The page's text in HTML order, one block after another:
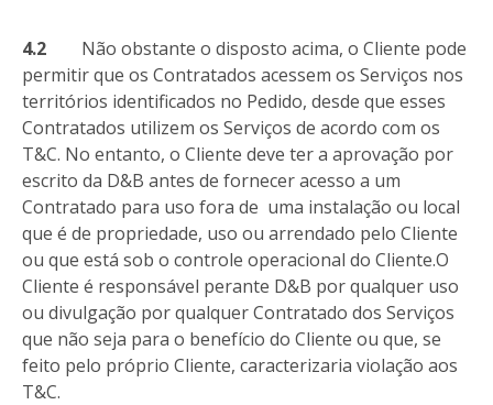
4.2 Não obstante o disposto acima, o Cliente pode
permitir que os Contratados acessem os Serviços nos
territórios identificados no Pedido, desde que esses
Contratados utilizem os Serviços de acordo com os
T&C. No entanto, o Cliente deve ter a aprovação por
escrito da D&B antes de fornecer acesso a um
Contratado para uso fora de uma instalação ou local
que é de propriedade, uso ou arrendado pelo Cliente
ou que está sob o controle operacional do Cliente.O
Cliente é responsável perante D&B por qualquer uso
ou divulgação por qualquer Contratado dos Serviços
que não seja para o benefício do Cliente ou que, se
feito pelo próprio Cliente, caracterizaria violação aos
T&C.